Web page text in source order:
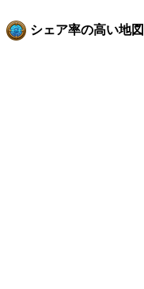
シェア率の高い地